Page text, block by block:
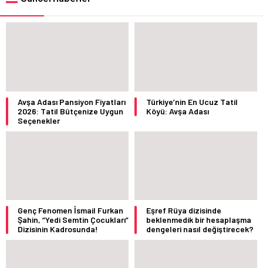
Avşa Adası Pansiyon Fiyatları
2026: Tatil Bütçenize Uygun
Seçenekler
Türkiye’nin En Ucuz Tatil
Köyü: Avşa Adası
Genç Fenomen İsmail Furkan
Şahin, “Yedi Semtin Çocukları”
Dizisinin Kadrosunda!
Eşref Rüya dizisinde
beklenmedik bir hesaplaşma
dengeleri nasıl değiştirecek?